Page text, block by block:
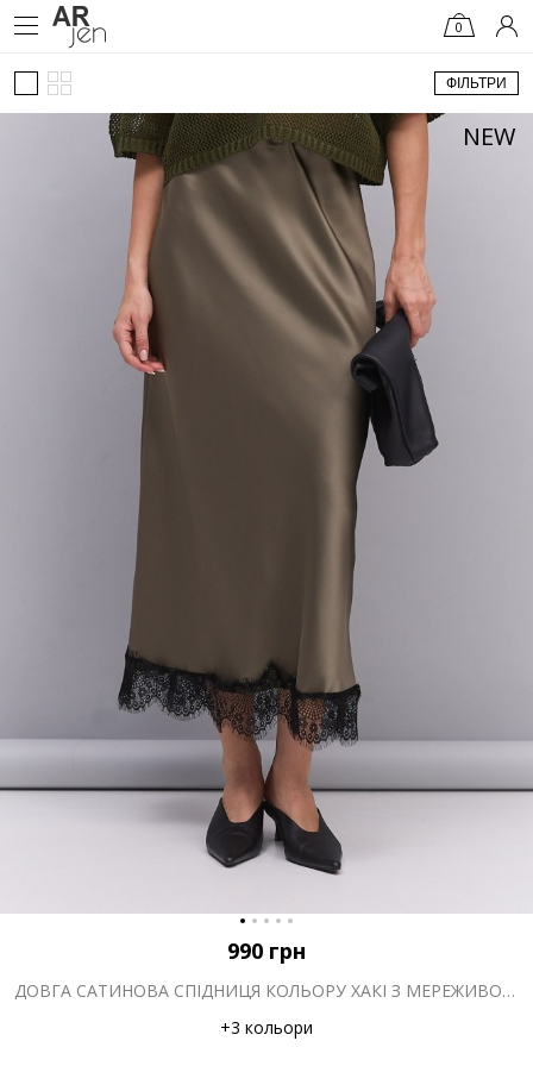
0
ФІЛЬТРИ
NEW
990 грн
ДОВГА САТИНОВА СПІДНИЦЯ КОЛЬОРУ ХАКІ З МЕРЕЖИВОМ ВНИЗУ
+3 кольори